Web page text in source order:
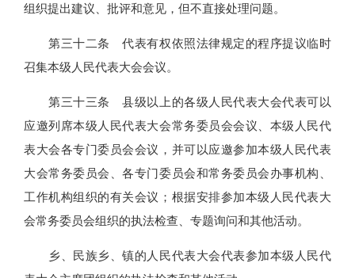
组织提出建议、批评和意见，但不直接处理问题。
第三十二条 代表有权依照法律规定的程序提议临时
召集本级人民代表大会会议。
第三十三条 县级以上的各级人民代表大会代表可以
应邀列席本级人民代表大会常务委员会会议、本级人民代
表大会各专门委员会会议，并可以应邀参加本级人民代表
大会常务委员会、各专门委员会和常务委员会办事机构、
工作机构组织的有关会议；根据安排参加本级人民代表大
会常务委员会组织的执法检查、专题询问和其他活动。
乡、民族乡、镇的人民代表大会代表参加本级人民代